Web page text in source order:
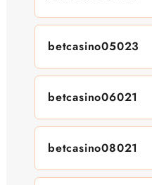
betcasino05023
betcasino06021
betcasino08021